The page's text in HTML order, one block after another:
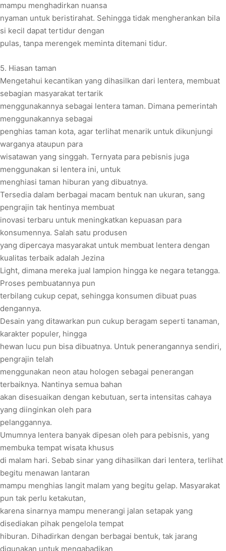
mampu menghadirkan nuansa
nyaman untuk beristirahat. Sehingga tidak mengherankan bila
si kecil dapat tertidur dengan
pulas, tanpa merengek meminta ditemani tidur.
5. Hiasan taman
Mengetahui kecantikan yang dihasilkan dari lentera, membuat
sebagian masyarakat tertarik
menggunakannya sebagai lentera taman. Dimana pemerintah
menggunakannya sebagai
penghias taman kota, agar terlihat menarik untuk dikunjungi
warganya ataupun para
wisatawan yang singgah. Ternyata para pebisnis juga
menggunakan si lentera ini, untuk
menghiasi taman hiburan yang dibuatnya.
Tersedia dalam berbagai macam bentuk nan ukuran, sang
pengrajin tak hentinya membuat
inovasi terbaru untuk meningkatkan kepuasan para
konsumennya. Salah satu produsen
yang dipercaya masyarakat untuk membuat lentera dengan
kualitas terbaik adalah Jezina
Light, dimana mereka jual lampion hingga ke negara tetangga.
Proses pembuatannya pun
terbilang cukup cepat, sehingga konsumen dibuat puas
dengannya.
Desain yang ditawarkan pun cukup beragam seperti tanaman,
karakter populer, hingga
hewan lucu pun bisa dibuatnya. Untuk penerangannya sendiri,
pengrajin telah
menggunakan neon atau hologen sebagai penerangan
terbaiknya. Nantinya semua bahan
akan disesuaikan dengan kebutuan, serta intensitas cahaya
yang diinginkan oleh para
pelanggannya.
Umumnya lentera banyak dipesan oleh para pebisnis, yang
membuka tempat wisata khusus
di malam hari. Sebab sinar yang dihasilkan dari lentera, terlihat
begitu menawan lantaran
mampu menghias langit malam yang begitu gelap. Masyarakat
pun tak perlu ketakutan,
karena sinarnya mampu menerangi jalan setapak yang
disediakan pihak pengelola tempat
hiburan. Dihadirkan dengan berbagai bentuk, tak jarang
digunakan untuk mengabadikan